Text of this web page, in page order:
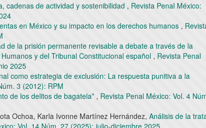
cadenas de actividad y sostenibilidad , Revista Penal México:
en México y su impacto en los derechos humanos ,
de la prisión permanente revisable a debate a través de la
y del Tribunal Constitucional español , Revista Penal
2025
como estrategia de exclusión: La respuesta punitiva a la
3 (2012): RPM
de los delitos de bagatela* , Revista Penal México: Vol. 4
Ochoa, Karla Ivonne Martínez Hernández, Análisis de la